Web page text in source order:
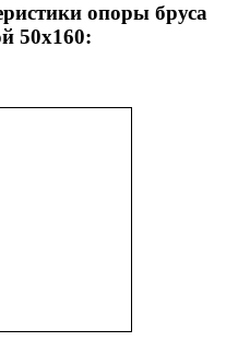
опоры бруса
50х160: